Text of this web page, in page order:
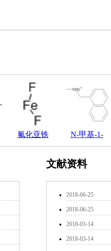
氟化亚铁 N-甲基-1-
文献资料
2018-06-25
2018-06-25
2018-03-14
2018-03-14